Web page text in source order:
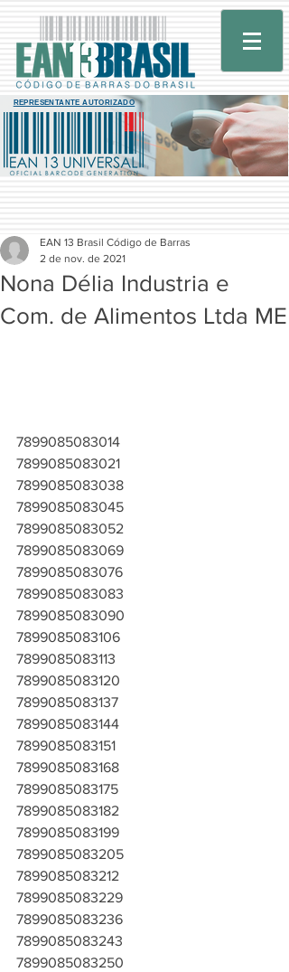
REPRESENTANTE AUTORIZADO
Nona Délia Industria e
Com. de Alimentos Ltda ME
EAN 13 Brasil Código de Barras
2 de nov. de 2021
7899085083014
7899085083021
7899085083038
7899085083045
7899085083052
7899085083069
7899085083076
7899085083083
7899085083090
7899085083106
7899085083113
7899085083120
7899085083137
7899085083144
7899085083151
7899085083168
7899085083175
7899085083182
7899085083199
7899085083205
7899085083212
7899085083229
7899085083236
7899085083243
7899085083250